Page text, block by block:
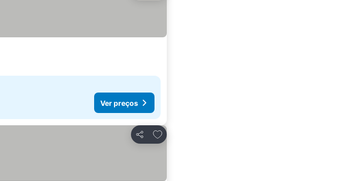
Ver preços
Partilhar
Adicionar aos favoritos